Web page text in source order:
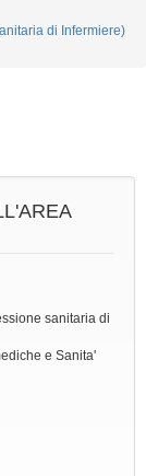
di Infermiere)
sanitaria di
e Sanita'